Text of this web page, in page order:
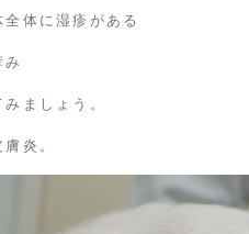
体に湿疹がある
ましょう。
炎。